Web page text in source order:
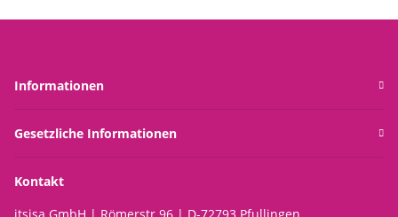
Advent
Informationen
Gesetzliche Informationen
Kontakt